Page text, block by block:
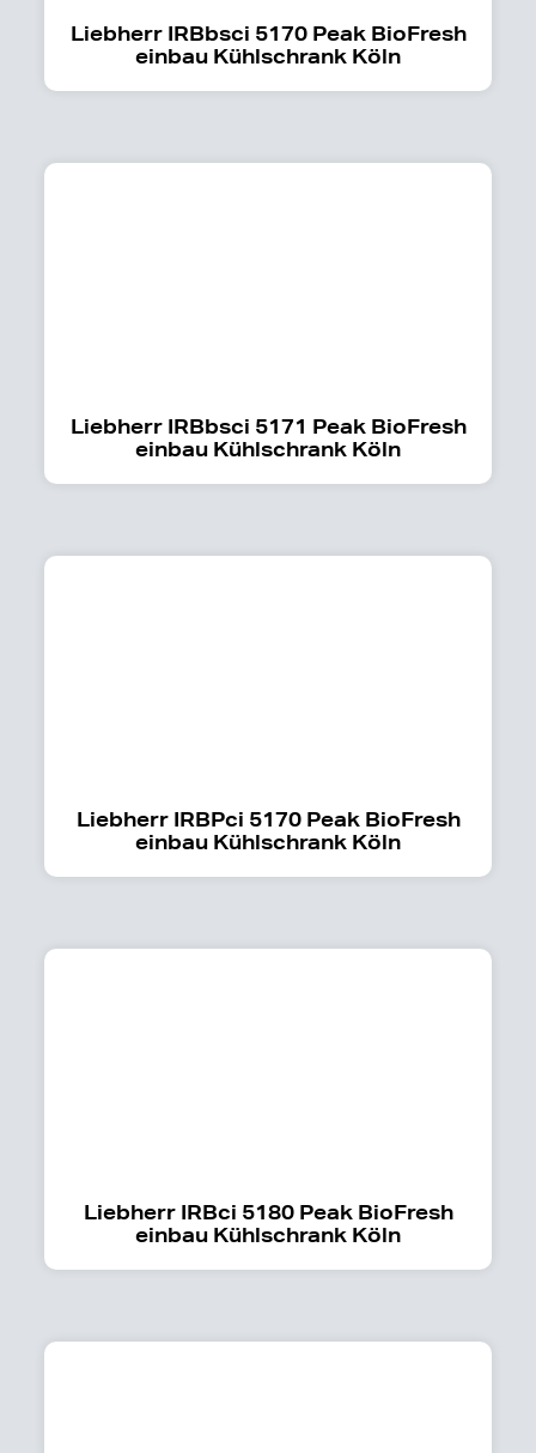
Liebherr IRBbsci 5170 Peak BioFresh
einbau Kühlschrank Köln
Liebherr IRBbsci 5171 Peak BioFresh
einbau Kühlschrank Köln
Liebherr IRBPci 5170 Peak BioFresh
einbau Kühlschrank Köln
Liebherr IRBci 5180 Peak BioFresh
einbau Kühlschrank Köln